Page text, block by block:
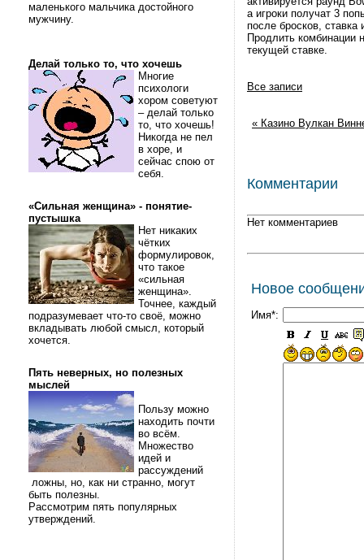
маленького мальчика достойного
мужчину.
Делай только то, что хочешь
Многие
психологи
хором советуют
– делай только
то, что хочешь!
Никогда не пел
в хоре, и
сейчас спою от
себя.
«Сильная женщина» - понятие-
пустышка
Нет никаких
чётких
формулировок,
что такое
«сильная
женщина».
Точнее, каждый
подразумевает что-то своё, можно
вкладывать любой смысл, который
хочется.
Пять неверных, но полезных
мыслей
Пользу можно
находить почти
во всём.
Множество
идей и
рассуждений
ложны, но, как ни странно, могут
быть полезны.
Рассмотрим пять популярных
утверждений.
а игроки получат 3
после бросков,
Продлить комбинации
текущей ставке.
Все записи
« Казино Вулкан
Комментарии
Нет комментариев
Новое
Имя*: